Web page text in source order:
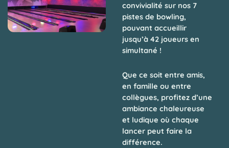
convivialité sur nos 7
pistes de bowling,
pouvant accueillir
jusqu’à 42 joueurs en
simultané !
Que ce soit entre amis,
en famille ou entre
collègues, profitez d’une
ambiance chaleureuse
et ludique où chaque
lancer peut faire la
différence.